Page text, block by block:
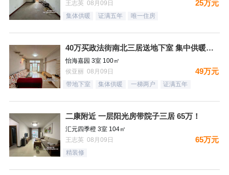
王志英 08月09日
25万元
集体供暖 证满五年 唯一住房
40万买政法街南北三居送地下室 集中供暖税费低
怡海嘉园 3室 100㎡
侯亚丽 08月09日
49万元
带地下室 集体供暖 一梯两户 证满五年
二康附近 一层阳光房带院子三居 65万！
汇元四季橙 3室 104㎡
王志英 08月09日
65万元
精装修